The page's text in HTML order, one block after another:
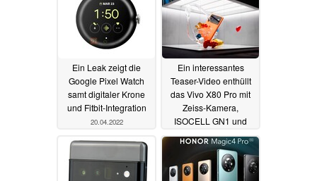
Ein Leak zeigt die
Google Pixel Watch
samt digitaler Krone
und Fitbit-Integration
20.04.2022
Ein interessantes
Teaser-Video enthüllt
das Vivo X80 Pro mit
Zeiss-Kamera,
ISOCELL GN1 und
Dimensity 9000
18.04.2022